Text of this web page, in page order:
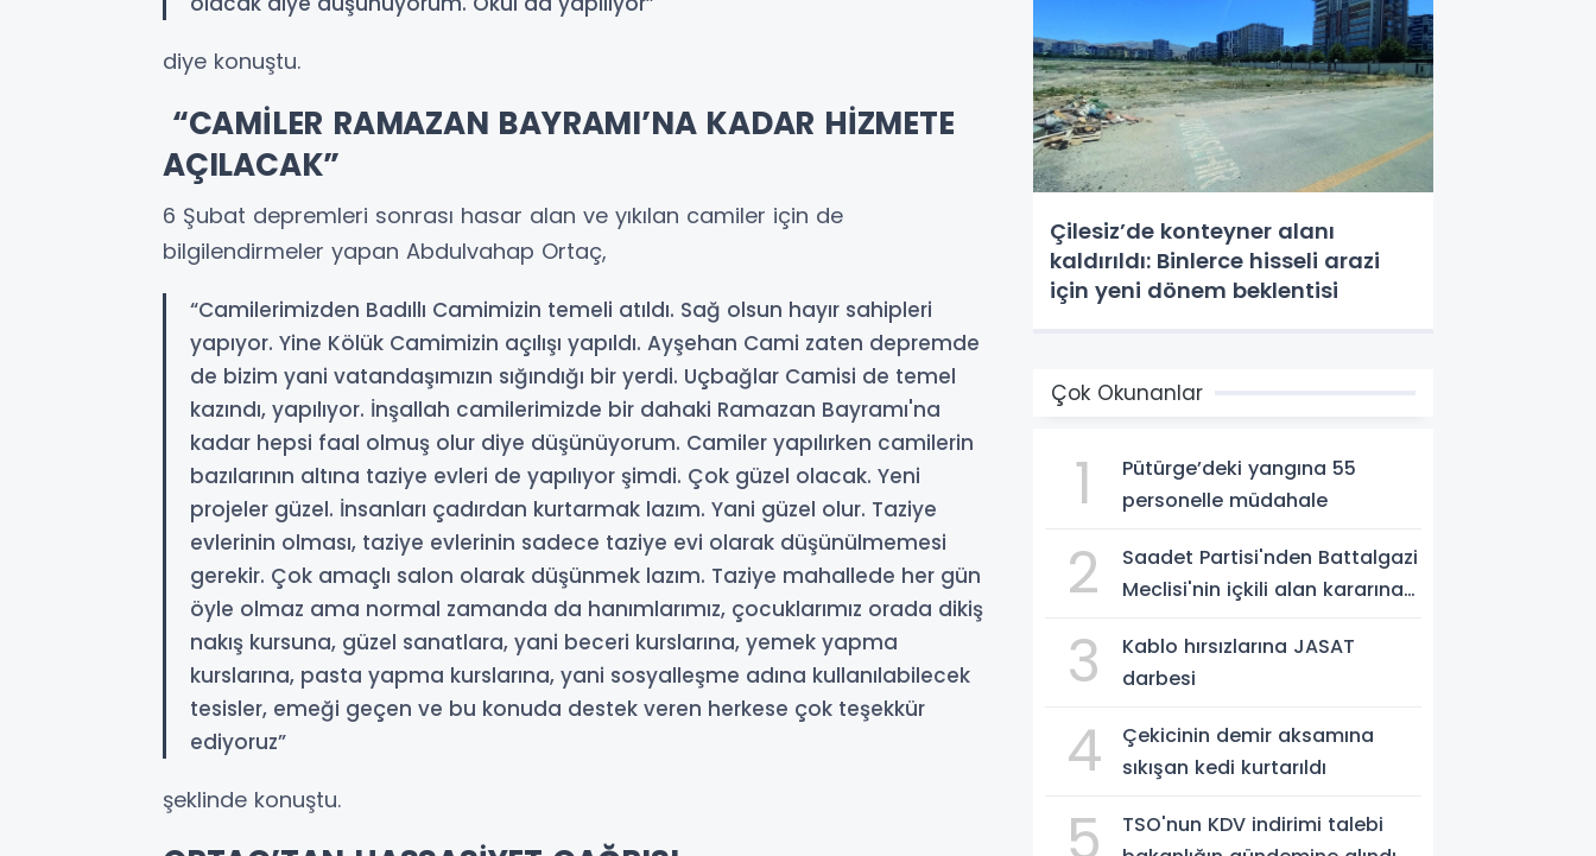
diye konuştu.
“CAMİLER RAMAZAN BAYRAMI’NA KADAR HİZMETE
AÇILACAK”
6 Şubat depremleri sonrası hasar alan ve yıkılan camiler için de
bilgilendirmeler yapan Abdulvahap Ortaç,
“Camilerimizden Badıllı Camimizin temeli atıldı. Sağ olsun hayır sahipleri
yapıyor. Yine Kölük Camimizin açılışı yapıldı. Ayşehan Cami zaten depremde
de bizim yani vatandaşımızın sığındığı bir yerdi. Uçbağlar Camisi de temel
kazındı, yapılıyor. İnşallah camilerimizde bir dahaki Ramazan Bayramı'na
kadar hepsi faal olmuş olur diye düşünüyorum. Camiler yapılırken camilerin
bazılarının altına taziye evleri de yapılıyor şimdi. Çok güzel olacak. Yeni
projeler güzel. İnsanları çadırdan kurtarmak lazım. Yani güzel olur. Taziye
evlerinin olması, taziye evlerinin sadece taziye evi olarak düşünülmemesi
gerekir. Çok amaçlı salon olarak düşünmek lazım. Taziye mahallede her gün
öyle olmaz ama normal zamanda da hanımlarımız, çocuklarımız orada dikiş
nakış kursuna, güzel sanatlara, yani beceri kurslarına, yemek yapma
kurslarına, pasta yapma kurslarına, yani sosyalleşme adına kullanılabilecek
tesisler, emeği geçen ve bu konuda destek veren herkese çok teşekkür
ediyoruz”
şeklinde konuştu.
Çilesiz’de konteyner alanı
kaldırıldı: Binlerce hisseli arazi
için yeni dönem beklentisi
Çok Okunanlar
1
Pütürge’deki yangına 55
personelle müdahale
2
Saadet Partisi'nden Battalgazi
Meclisi'nin içkili alan kararına
3
Kablo hırsızlarına JASAT
darbesi
4
Çekicinin demir aksamına
sıkışan kedi kurtarıldı
5
TSO'nun KDV indirimi talebi